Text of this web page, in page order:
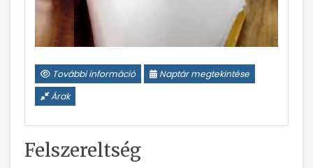
További információ
Naptár megtekintése
Árak
Felszereltség